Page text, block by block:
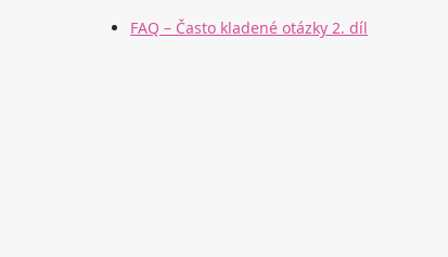
FAQ – Často kladené otázky 2. díl